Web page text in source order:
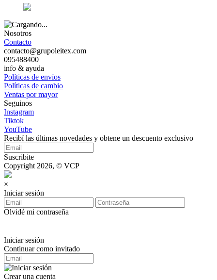
Nosotros
Contacto
contacto@grupoleitex.com
095488400
info & ayuda
Políticas de envíos
Políticas de cambio
Ventas por mayor
Seguinos
Instagram
Tiktok
YouTube
Recibí las últimas novedades y obtene un descuento exclusivo
Suscribite
Copyright 2026, © VCP
×
Iniciar sesión
Olvidé mi contraseña
Iniciar sesión
Continuar como invitado
Crear una cuenta